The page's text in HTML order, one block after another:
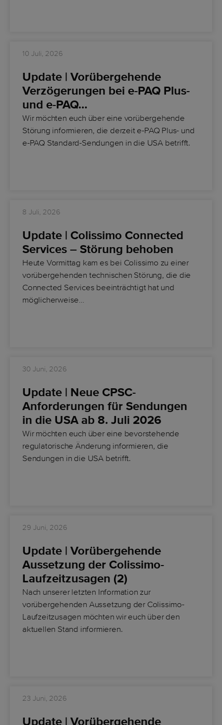
10 Juli, 2026
Update | Vorübergehende
Verzögerungen bei e-PAQ Plus-
und e-PAQ…
Wir möchten euch über eine vorübergehende
Störung informieren, die derzeite-PAQ Plus- und
e-PAQ Standard-Sendungen in die USA betrifft.
8 Juli, 2026
Update | Colissimo Connected
Services – Störung behoben
Heute Vormittag kam es bei Colissimo zu einer
vorübergehenden technischen Störung, die die
Connected Services beeinträchtigt hat und
möglicherweise…
30 Juni, 2026
Update | Neue CPSC-
Anforderungen für Sendungen
in die USA ab 8. Juli 2026
Wir möchten euch über eine bevorstehende
regulatorische Änderung informieren, die
Sendungen in die USA betrifft.
29 Juni, 2026
Update | Vorübergehende
Aussetzung der Colissimo-
Laufzeitzusagen (2)
Nach unserer letzten Information zur
vorübergehenden Aussetzung der Colissimo-
Laufzeitzusagen möchten wir euch über den
aktuellen Stand informieren.
23 Juni, 2026